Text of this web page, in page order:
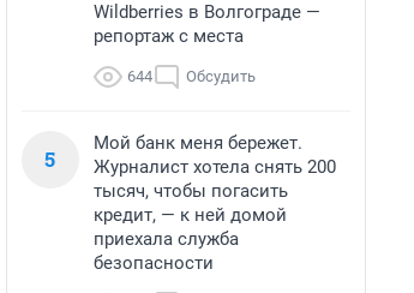
Wildberries в Волгограде —
репортаж с места
644 Обсудить
5
Мой банк меня бережет.
Журналист хотела снять 200
тысяч, чтобы погасить
кредит, — к ней домой
приехала служба
безопасности